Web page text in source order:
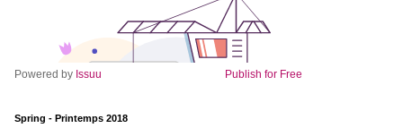
Powered by Issuu Publish for Free
Spring - Printemps 2018